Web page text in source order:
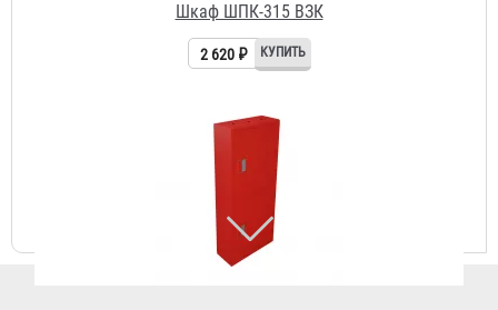
Шкаф пожарный ШПК-320 НЗК
2 882 ₽